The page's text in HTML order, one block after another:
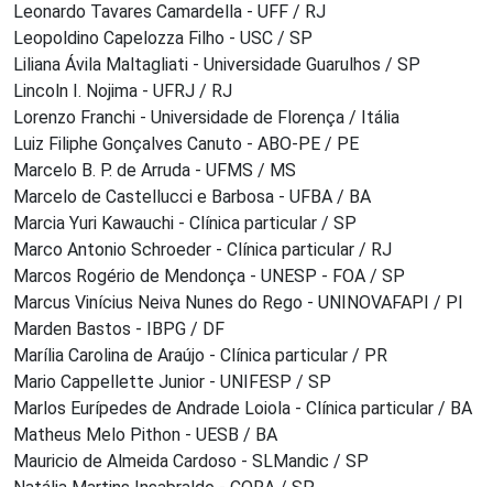
Leonardo Tavares Camardella - UFF / RJ
Leopoldino Capelozza Filho - USC / SP
Liliana Ávila Maltagliati - Universidade Guarulhos / SP
Lincoln I. Nojima - UFRJ / RJ
Lorenzo Franchi - Universidade de Florença / Itália
Luiz Filiphe Gonçalves Canuto - ABO-PE / PE
Marcelo B. P. de Arruda - UFMS / MS
Marcelo de Castellucci e Barbosa - UFBA / BA
Marcia Yuri Kawauchi - Clínica particular / SP
Marco Antonio Schroeder - Clínica particular / RJ
Marcos Rogério de Mendonça - UNESP - FOA / SP
Marcus Vinícius Neiva Nunes do Rego - UNINOVAFAPI / PI
Marden Bastos - IBPG / DF
Marília Carolina de Araújo - Clínica particular / PR
Mario Cappellette Junior - UNIFESP / SP
Marlos Eurípedes de Andrade Loiola - Clínica particular / BA
Matheus Melo Pithon - UESB / BA
Mauricio de Almeida Cardoso - SLMandic / SP